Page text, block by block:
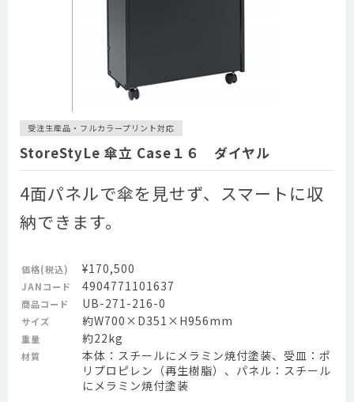
受注生産品・フルカラープリント対応
StoreStyLe 傘立 Case１６ ダイヤル
4面パネルで傘を見せず、スマートに収
納できます。
価格(税込) ¥170,500
JANコード 4904771101637
商品コード UB-271-216-0
サイズ 約W700×D351×H956mm
重量 約22kg
材質
本体：スチールにメラミン焼付塗装、受皿：ポ
リプロピレン（再生樹脂）、パネル：スチール
にメラミン焼付塗装